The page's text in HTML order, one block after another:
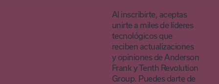
Al inscribirte, aceptas
unirte a miles de líderes
tecnológicos que
reciben actualizaciones
y opiniones de Anderson
Frank y Tenth Revolution
Group. Puedes darte de